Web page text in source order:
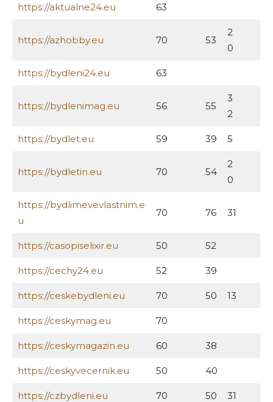
https://aktualne24.eu 63
https://azhobby.eu 70 53
2
0
https://bydleni24.eu 63
https://bydlenimag.eu 56 55
3
2
https://bydlet.eu 59 39 5
https://bydletin.eu 70 54
2
0
https://bydlimevevlastnim.e
u
70 76 31
https://casopiselixir.eu 50 52
https://cechy24.eu 52 39
https://ceskebydleni.eu 70 50 13
https://ceskymag.eu 70
https://ceskymagazin.eu 60 38
https://ceskyvecernik.eu 50 40
https://czbydleni.eu 70 50 31